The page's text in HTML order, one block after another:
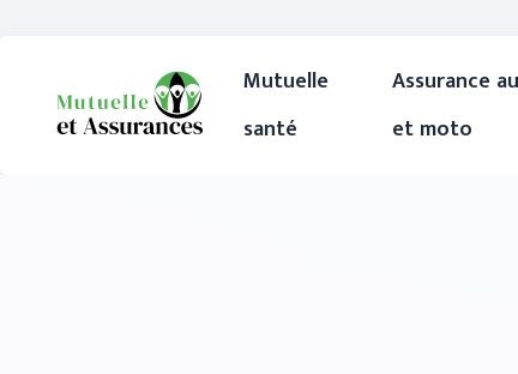
Mutuelle
santé
Assurance
et moto